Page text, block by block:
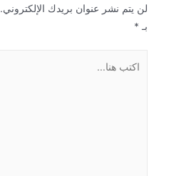
لن يتم نشر عنوان بريدك الإلكتروني.
بـ *